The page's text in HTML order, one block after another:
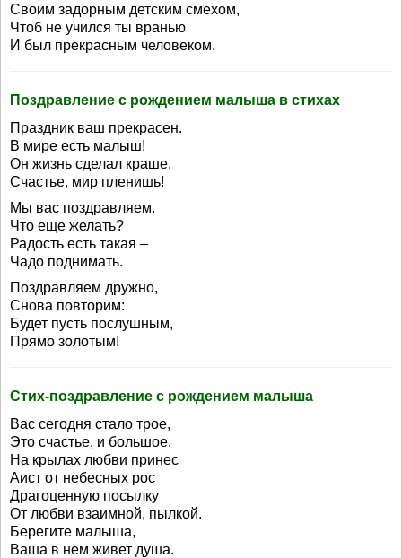
Своим задорным детским смехом,
Чтоб не учился ты вранью
И был прекрасным человеком.
Поздравление с рождением малыша в стихах
Праздник ваш прекрасен.
В мире есть малыш!
Он жизнь сделал краше.
Счастье, мир пленишь!
Мы вас поздравляем.
Что еще желать?
Радость есть такая –
Чадо поднимать.
Поздравляем дружно,
Снова повторим:
Будет пусть послушным,
Прямо золотым!
Стих-поздравление с рождением малыша
Вас сегодня стало трое,
Это счастье, и большое.
На крылах любви принес
Аист от небесных рос
Драгоценную посылку
От любви взаимной, пылкой.
Берегите малыша,
Ваша в нем живет душа.